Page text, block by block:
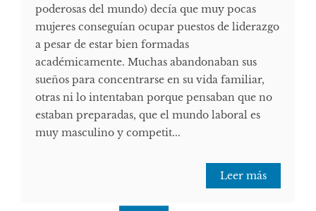
poderosas del mundo) decía que muy pocas
mujeres conseguían ocupar puestos de liderazgo
a pesar de estar bien formadas
académicamente. Muchas abandonaban sus
sueños para concentrarse en su vida familiar,
otras ni lo intentaban porque pensaban que no
estaban preparadas, que el mundo laboral es
muy masculino y competit...
Leer más